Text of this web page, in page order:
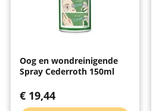
Oog en wondreinigende
Spray Cederroth 150ml
€ 19,44